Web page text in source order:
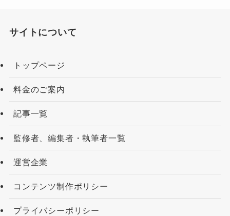
サイトについて
トップページ
料金のご案内
記事一覧
監修者、編集者・執筆者一覧
運営企業
コンテンツ制作ポリシー
プライバシーポリシー